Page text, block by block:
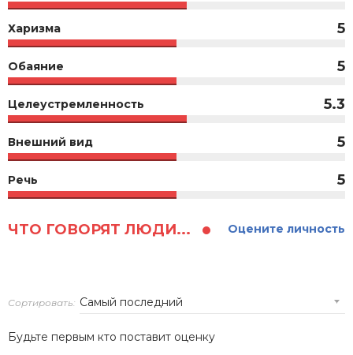
Харизма 5
Обаяние 5
Целеустремленность 5.3
Внешний вид 5
Речь 5
ЧТО ГОВОРЯТ ЛЮДИ... Оцените личность
Сортировать:
Будьте первым кто поставит оценку